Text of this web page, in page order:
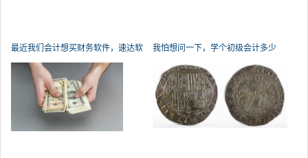
最近我们会计想买财务软件，速达软
件
我怕想问一下，学个初级会计多少
钱？